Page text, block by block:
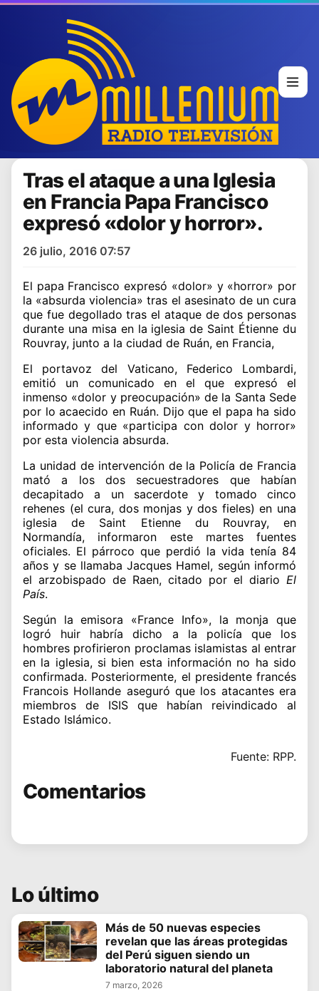
Tras el ataque a una Iglesia
en Francia Papa Francisco
expresó «dolor y horror».
26 julio, 2016 07:57
El papa Francisco expresó «dolor» y «horror» por
la «absurda violencia» tras el asesinato de un cura
que fue degollado tras el ataque de dos personas
durante una misa en la iglesia de Saint Étienne du
Rouvray, junto a la ciudad de Ruán, en Francia,
El portavoz del Vaticano, Federico Lombardi,
emitió un comunicado en el que expresó el
inmenso «dolor y preocupación» de la Santa Sede
por lo acaecido en Ruán. Dijo que el papa ha sido
informado y que «participa con dolor y horror»
por esta violencia absurda.
La unidad de intervención de la Policía de Francia
mató a los dos secuestradores que habían
decapitado a un sacerdote y tomado cinco
rehenes (el cura, dos monjas y dos fieles) en una
iglesia de Saint Etienne du Rouvray, en
Normandía, informaron este martes fuentes
oficiales. El párroco que perdió la vida tenía 84
años y se llamaba Jacques Hamel, según informó
el arzobispado de Raen, citado por el diario El
País.
Según la emisora «France Info», la monja que
logró huir habría dicho a la policía que los
hombres profirieron proclamas islamistas al entrar
en la iglesia, si bien esta información no ha sido
confirmada. Posteriormente, el presidente francés
Francois Hollande aseguró que los atacantes era
miembros de ISIS que habían reivindicado al
Estado Islámico.
Fuente: RPP.
Comentarios
Lo último
Más de 50 nuevas especies
revelan que las áreas protegidas
del Perú siguen siendo un
laboratorio natural del planeta
7 marzo, 2026